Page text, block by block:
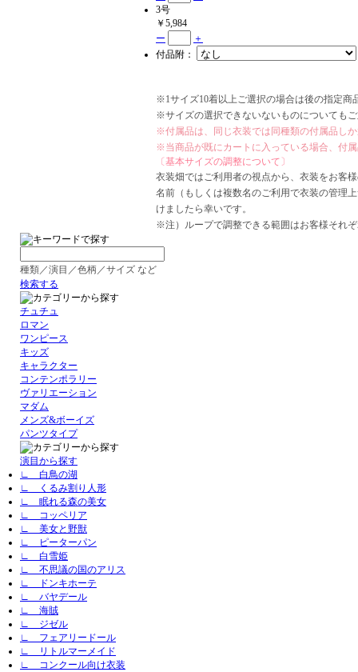
3号
￥5,984
ー
＋
付品附：
※1サイズ10着以上ご選択の場合は後の指定商
※サイズの選択できないないものについても
※付属品は、同じ衣装では同種類の付属品し
※当商品が既にカートに入っている場合、付
〔基本サイズの調整について〕
衣装畑ではご利用者の視点から、衣装をお客
名前（もしくは複数名のご利用で衣装の管理
けましたら幸いです。
※注）ループで調整できる範囲はお客様それ
種類／演目／色柄／サイズ など
検索する
チュチュ
ロマン
ワンピース
キッズ
キャラクター
コンテンポラリー
ヴァリエーション
マダム
メンズ&ボーイズ
パンツタイプ
演目から探す
∟ 白鳥の湖
∟ くるみ割り人形
∟ 眠れる森の美女
∟ コッペリア
∟ 美女と野獣
∟ ピーターパン
∟ 白雪姫
∟ 不思議の国のアリス
∟ ドンキホーテ
∟ バヤデール
∟ 海賊
∟ ジゼル
∟ フェアリードール
∟ リトルマーメイド
∟ コンクール向け衣装